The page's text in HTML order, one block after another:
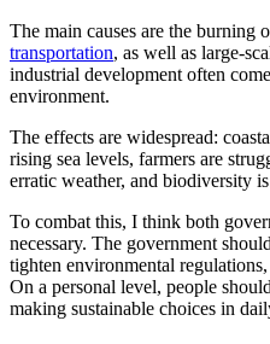
The main causes are the burning
transportation, as well as large-
industrial development often
environment.
The effects are widespread:
rising sea levels, farmers are
erratic weather, and biodiversity
To combat this, I think both
necessary. The government
tighten environmental
On a personal level, people
making sustainable choices in